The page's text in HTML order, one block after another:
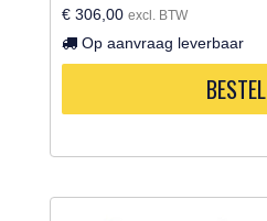
€ 306,00 excl. BTW
Op aanvraag leverbaar
BESTEL